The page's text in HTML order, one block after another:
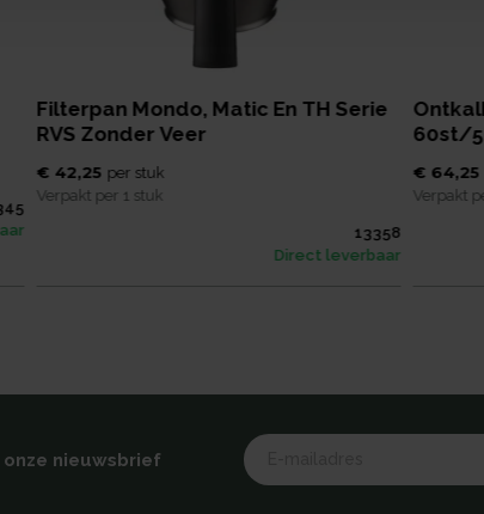
Filterpan Mondo, Matic En TH Serie
RVS Zonder Veer
€ 42,25 per stuk
Verpakt per 1 stuk
13358
Direct leverbaar
60st/
€ 64,25
Verpakt
nieuwsbrief